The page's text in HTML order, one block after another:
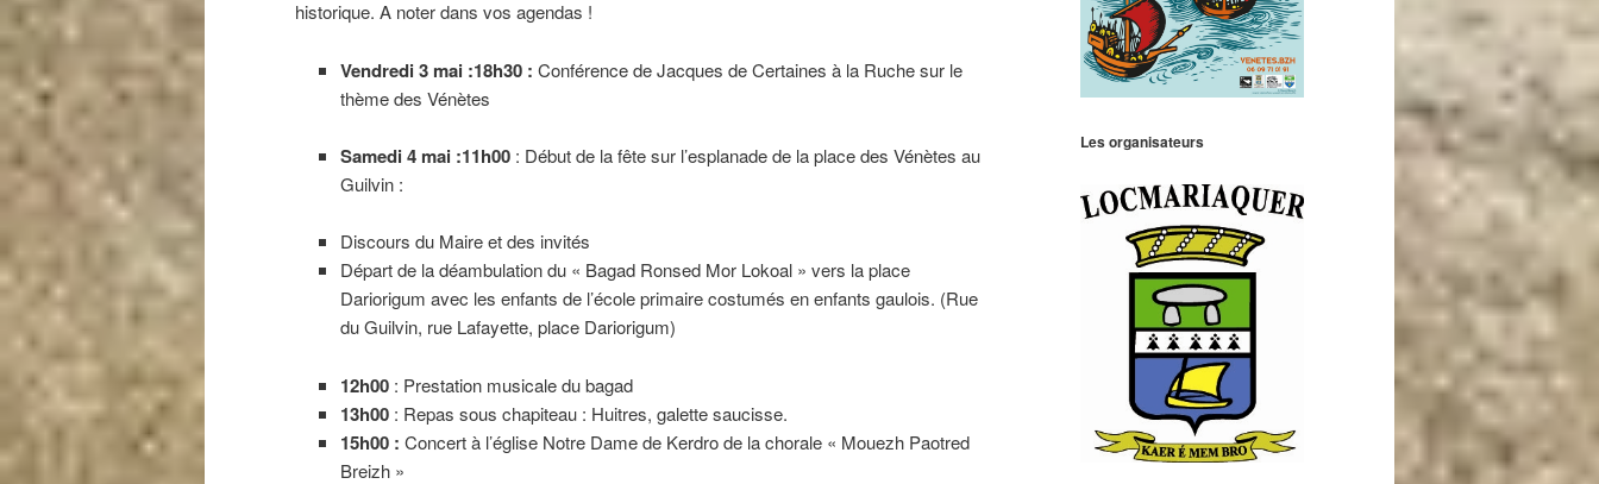
historique. A noter dans vos agendas !
Vendredi 3 mai :18h30 : Conférence de Jacques de Certaines à la Ruche sur le
thème des Vénètes
Samedi 4 mai :11h00 : Début de la fête sur l’esplanade de la place des Vénètes au
Guilvin :
Discours du Maire et des invités
Départ de la déambulation du « Bagad Ronsed Mor Lokoal » vers la place
Dariorigum avec les enfants de l’école primaire costumés en enfants gaulois. (Rue
du Guilvin, rue Lafayette, place Dariorigum)
12h00 : Prestation musicale du bagad
13h00: Repas sous chapiteau : Huitres, galette saucisse.
15h00 : Concert à l’église Notre Dame de Kerdro de la chorale « Mouezh Paotred
Breizh »
Les organisateurs